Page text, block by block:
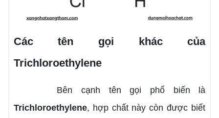
Các tên gọi khác của
Trichloroethylene
Bên cạnh tên gọi phổ biến là
Trichloroethylene, hợp chất này còn được biết